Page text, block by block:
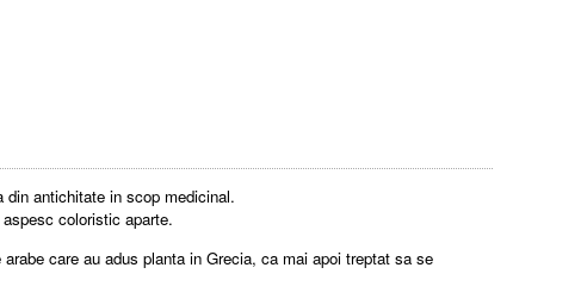
antichitate in scop medicinal.
coloristic aparte.
care au adus planta in Grecia, ca mai apoi treptat sa se